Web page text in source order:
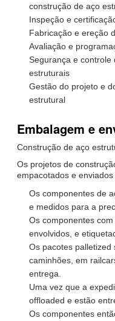
construção de aço
Inspeção e
Fabricação e ereção
Avaliação e
Segurança e controle
estruturais
Gestão do projeto e
estrutural
Embalagem e
Construção de aço
Os projetos de
empacotados e
Os componentes de
e medidos para a
Os componentes
envolvidos, e
Os pacotes palletized
caminhões, em
entrega.
Uma vez que a
offloaded e estão
Os componentes